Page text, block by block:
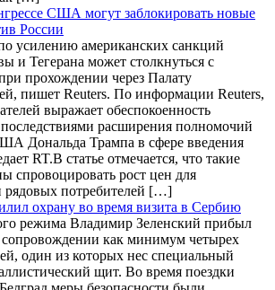
США могут заблокировать новые
России
усилению американских санкций
и Тегерана может столкнуться с
прохождении через Палату
пишет Reuters. По информации Reuters,
выражает обеспокоенность
расширения полномочий
Дональда Трампа в сфере введения
RT.В статье отмечается, что такие
спровоцировать рост цен для
рядовых потребителей […]
охрану во время визита в Сербию
режима Владимир Зеленский прибыл
как минимум четырех
один из которых нес специальный
щит. Во время поездки